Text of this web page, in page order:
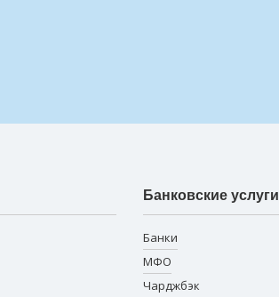
Банковские услуги
Банки
МФО
Чарджбэк